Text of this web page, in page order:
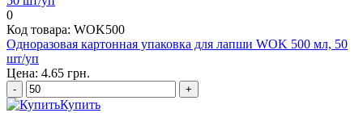
0
Код товара: WOK500
Одноразовая картонная упаковка для лапши WOK 500 мл, 50
шт/уп
Цена: 4.65 грн.
- +
Купить